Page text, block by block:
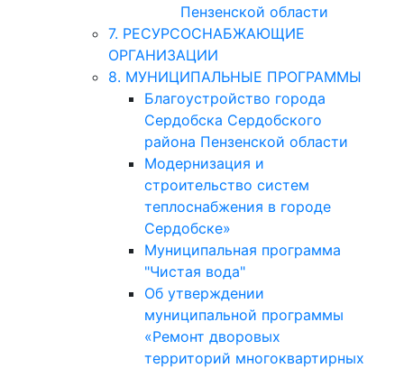
Пензенской области
7. РЕСУРСОСНАБЖАЮЩИЕ
ОРГАНИЗАЦИИ
8. МУНИЦИПАЛЬНЫЕ ПРОГРАММЫ
Благоустройство города
Сердобска Сердобского
района Пензенской области
Модернизация и
строительство систем
теплоснабжения в городе
Сердобске»
Муниципальная программа
"Чистая вода"
Об утверждении
муниципальной программы
«Ремонт дворовых
территорий многоквартирных